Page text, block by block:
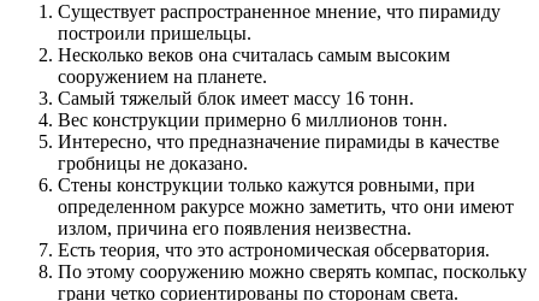
Существует распространенное мнение, что пирамиду
построили пришельцы.
Несколько веков она считалась самым высоким
сооружением на планете.
Самый тяжелый блок имеет массу 16 тонн.
Вес конструкции примерно 6 миллионов тонн.
Интересно, что предназначение пирамиды в качестве
гробницы не доказано.
Стены конструкции только кажутся ровными, при
определенном ракурсе можно заметить, что они имеют
излом, причина его появления неизвестна.
Есть теория, что это астрономическая обсерватория.
По этому сооружению можно сверять компас, поскольку
грани четко сориентированы по сторонам света.